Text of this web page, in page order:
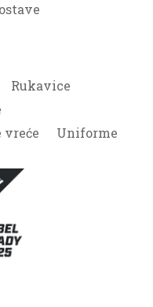
Rukavice
vreće Uniforme